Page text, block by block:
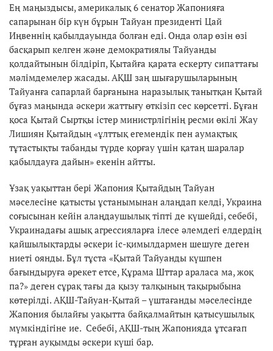
Ең маңыздысы, америкалық 6 сенатор Жапонияға
сапарынан бір күн бұрын Тайуан президенті Цай
Иңвеннің қабылдауында болған еді. Онда олар өзін өзі
басқарып келген және демократиялы Тайуанды
қолдайтынын білдіріп, Қытайға қарата ескерту сипаттағы
мәлімдемелер жасады. АҚШ заң шығарушыларының
Тайуанға сапарлай барғанына наразылық танытқан Қытай
бұғаз маңында әскери жаттығу өткізіп сес көрсетті. Бұған
қоса Қытай Сыртқы істер министрлігінің ресми өкілі Жау
Лишиян Қытайдың «ұлттық егемендік пен аумақтық
тұтастықты табанды түрде қорғау үшін қатаң шаралар
қабылдауға дайын» екенін айтты.
Ұзақ уақыттан бері Жапония Қытайдың Тайуан
мәселесіне қатысты ұстанымынан алаңдап келді, Украина
соғысынан кейін алаңдаушылық тіпті де күшейді, себебі,
Украинадағы ашық агрессияларға ілесе әлемдегі елдердің
қайшылықтарды әскери іс-қимылдармен шешуге деген
ниеті оянды. Бұл тұста «Қытай Тайуанды күшпен
бағындыруға әрекет етсе, Құрама Шттар араласа ма, жоқ
па?» деген сұрақ тағы да қызу талқының тақырыбына
көтерілді. АҚШ-Тайуан-Қытай – үштағанды мәселесінде
Жапония былайғы уақытта байқалмайтын қатысушылық
мүмкіндігіне ие. Себебі, АҚШ-тың Жапонияда ұтсағап
тұрған ауқымды әскери күші бар.